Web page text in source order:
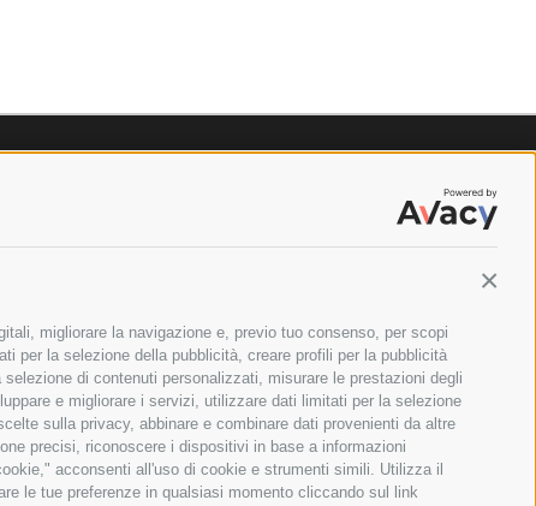
migliorare la navigazione e, previo tuo consenso, per scopi
per la selezione della pubblicità, creare profili per la pubblicità
di contenuti personalizzati, misurare le prestazioni degli
e migliorare i servizi, utilizzare dati limitati per la selezione
sulla privacy, abbinare e combinare dati provenienti da altre
precisi, riconoscere i dispositivi in base a informazioni
acconsenti all'uso di cookie e strumenti simili. Utilizza il
le tue preferenze in qualsiasi momento cliccando sul link